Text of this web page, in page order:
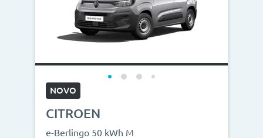
NOVO
CITROEN
e-Berlingo 50 kWh M